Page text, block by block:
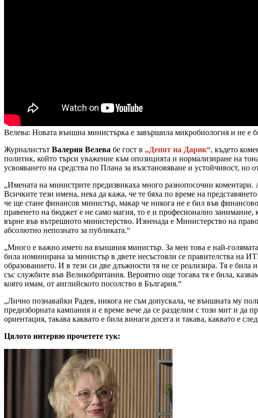
Велева: Новата външна министърка е завършила микробиология и не е
Журналистът Валерия Велева бе гост в „Денят на Дарик“, където
политик, който търси уважение към опозицията и нормализиране на
усвояването на средства по Плана за възстановяване и устойчивост,
„Имената на министрите предизвикаха много разнопосочни коментари.
Всичките тези имена, нека да кажа, че те бяха по време на
че ще стане финансов министър, макар че никога не е бил във
правенето на бюджет е не само магия, то е и професионално
върне във вътрешното министерство. Изненада е Министерство на
абсолютно непознато за публиката.“
„Много е важно името на външния министър. За мен това е най-
била номинирана за министър в двете несъстояли се правителства на
образованието. И в тези си две длъжности тя не се реализира. Тя е
със службите във Великобритания. Вероятно още тогава тя е била,
която имам, от английското посолство в България.“
„Лично познавайки Радев, никога не съм допускала, че външната му
предизборната кампания и е време вече да се разделим с този мит и да
ориентация, такава каквато е била винаги досега и такава, каквато е
Цялото интервю прочетете тук: